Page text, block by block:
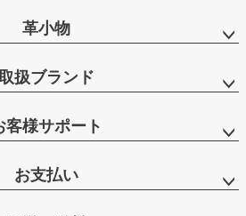
革小物
扱ブランド
客様サポート
お支払い